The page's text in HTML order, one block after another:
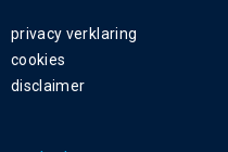
privacy verklaring
cookies
disclaimer